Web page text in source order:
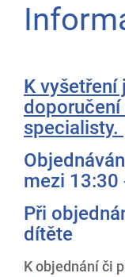
K vyšetření
specialisty.
mezi 13:30
Při
dítěte
K objednání či